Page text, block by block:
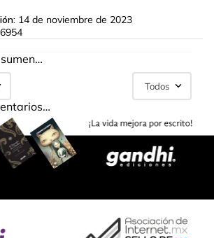
14 de noviembre de 2023
Todos